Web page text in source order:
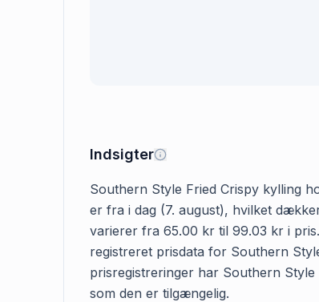
Indsigter
Southern Style Fried Crispy kylling
er fra i dag (7. august), hvilket
varierer fra 65.00 kr til 99.03 kr i
registreret prisdata for Southern
prisregistreringer har Southern
som den er tilgængelig.